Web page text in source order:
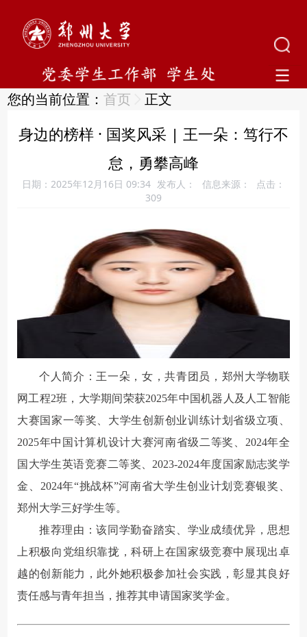
您的当前位置：首页 正文
身边的榜样 · 国奖风采 | 王一朵：笃行不
怠，勇攀高峰
日期：2025年12月16日 09:34 发布人： 信息来源：
点击：
309
个人简介：王一朵，女，共青团员，郑州大学物联
网工程2班，大学期间荣获2025年中国机器人及人工智能
大赛国家一等奖、大学生创新创业训练计划省级立项、
2025年中国计算机设计大赛河南省级二等奖、2024年全
国大学生英语竞赛二等奖、2023-2024年度国家励志奖学
金、2024年“挑战杯”河南省大学生创业计划竞赛银奖、
郑州大学三好学生等。
推荐理由：该同学勤奋踏实、学业成绩优异，思想
上积极向党组织靠拢，科研上在国家级竞赛中展现出卓
越的创新能力，此外她积极参加社会实践，彰显其良好
责任感与青年担当，推荐其申请国家奖学金。